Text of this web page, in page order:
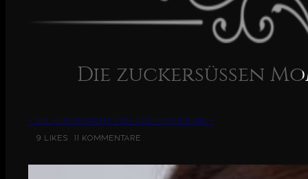
Die zuckersüßen
~ Sklavenbericht von Gummizoegling ~
9 Likes 11 Kommentare